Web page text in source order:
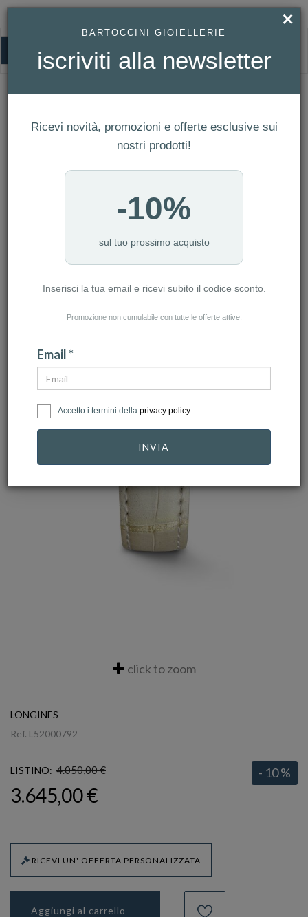
HOMEPAGE LONGINES MINI DOLCEVITA REF. L5.200.0.79.2
LONGINES MINI DOLCEVITA Ref.
L5.200.0.79.2
click to zoom
LONGINES
Ref. L52000792
LISTINO: 4.050,00 € - 10 %
3.645,00 €
RICEVI UN' OFFERTA PERSONALIZZATA
Aggiungi al carrello
×
BARTOCCINI GIOIELLERIE
iscriviti alla newsletter
Ricevi novità, promozioni e offerte esclusive sui
nostri prodotti!
-10%
sul tuo prossimo acquisto
Inserisci la tua email e ricevi subito il codice sconto.
Promozione non cumulabile con tutte le offerte attive.
Email *
Accetto i termini della privacy policy
INVIA